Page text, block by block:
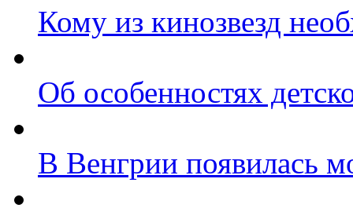
Кому из кинозвезд
Об особенностях
В Венгрии появилась